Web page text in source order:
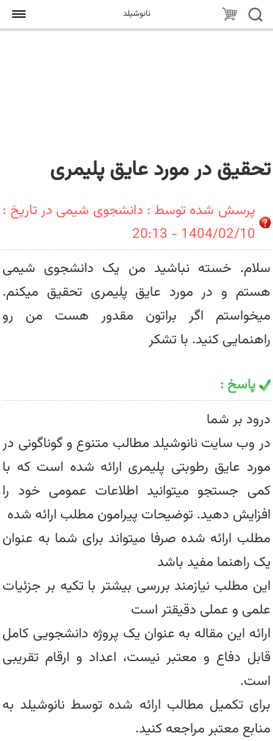
نانوشیلد
تحقیق در مورد عایق پلیمری
پرسش شده توسط : دانشجوی شیمی در تاریخ :
1404/02/10 - 20:13
سلام. خسته نباشید من یک دانشجوی شیمی
هستم و در مورد عایق پلیمری تحقیق میکنم.
میخواستم اگر براتون مقدور هست من رو
راهنمایی کنید. با تشکر
پاسخ :
درود بر شما
در وب سایت نانوشیلد مطالب متنوع و گوناگونی در
مورد عایق رطوبتی پلیمری ارائه شده است که با
کمی جستجو میتوانید اطلاعات عمومی خود را
افزایش دهید. توضیحات پیرامون مطلب ارائه شده
مطلب ارائه شده صرفا میتواند برای شما به عنوان
یک راهنما مفید باشد
این مطلب نیازمند بررسی بیشتر با تکیه بر جزئیات
علمی و عملی دقیقتر است
ارائه این مقاله به عنوان یک پروژه دانشجویی کامل
قابل دفاع و معتبر نیست، اعداد و ارقام تقریبی
است.
برای تکمیل مطالب ارائه شده توسط نانوشیلد به
منابع معتبر مراجعه کنید.
جستجو
سبد